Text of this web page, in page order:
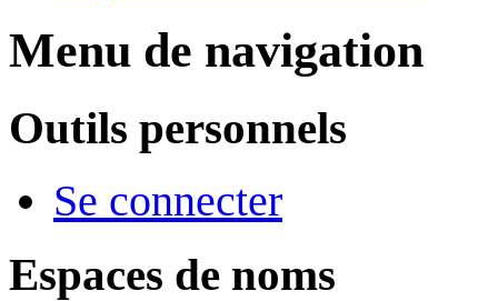
Menu de navigation
Outils personnels
Se connecter
Espaces de noms